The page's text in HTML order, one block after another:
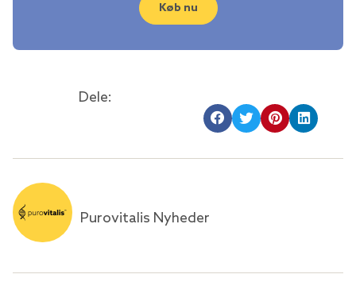
Køb nu
Dele:
Purovitalis Nyheder